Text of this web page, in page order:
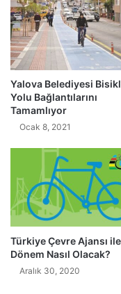
Yalova Belediyesi
Yolu Bağlantılarını
Tamamlıyor
Ocak 8, 2021
Türkiye Çevre Ajansı
Dönem Nasıl Olacak?
Aralık 30, 2020